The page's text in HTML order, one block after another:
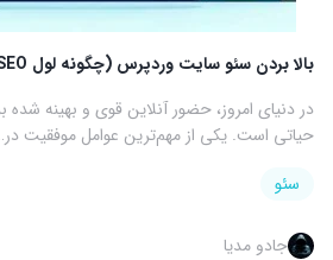
بالا بردن سئو سایت وردپرس (چگونه لول SEO سایت را بالا ببریم؟)
در دنیای امروز، حضور آنلاین قوی و بهینه
حیاتی است. یکی از مهم‌ترین عوامل موفقیت
سئو
جادو مدیا